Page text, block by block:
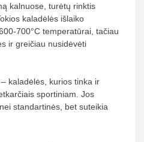
kalnuose, turėtų rinktis
kaladėlės išlaiko
700°C temperatūrai, tačiau
ir greičiau nusidėvėti
kaladėlės, kurios tinka ir
sportiniam. Jos
standartinės, bet suteikia